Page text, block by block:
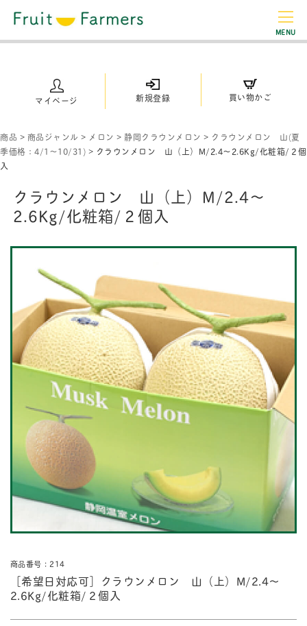
MENU
マイページ 新規登録 買い物かご
商品 > 商品ジャンル > メロン > 静岡クラウンメロン > クラウンメロン 山(夏
季価格：4/1～10/31) > クラウンメロン 山（上）M/2.4〜2.6Kg/化粧箱/２個
入
クラウンメロン 山（上）M/2.4〜
2.6Kg/化粧箱/２個入
商品番号：214
［希望日対応可］クラウンメロン 山（上）M/2.4〜
2.6Kg/化粧箱/２個入